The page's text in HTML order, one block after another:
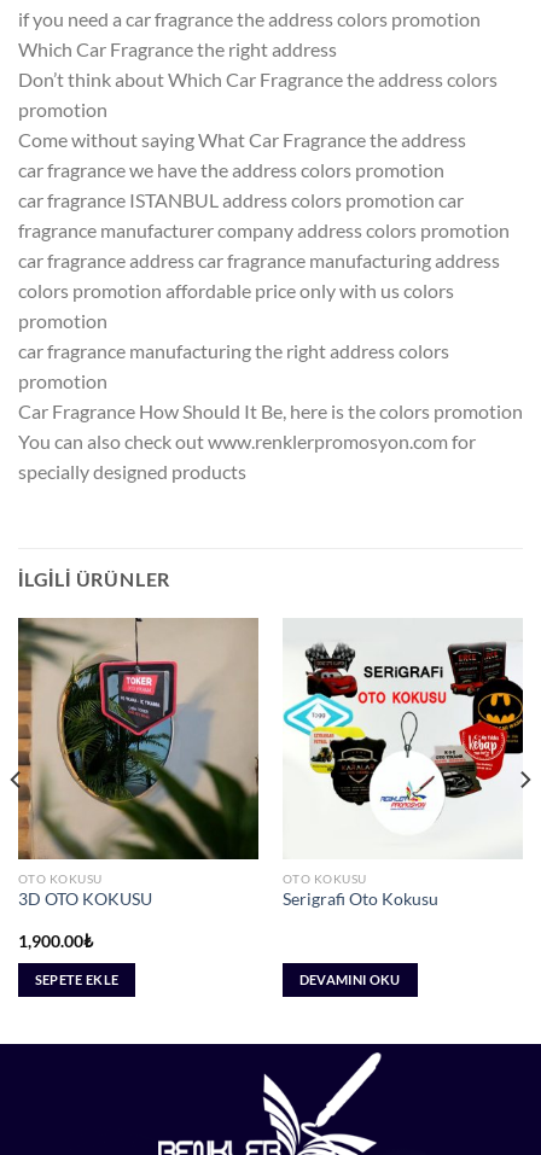
if you need a car fragrance the address colors promotion
Which Car Fragrance the right address
Don’t think about Which Car Fragrance the address colors
promotion
Come without saying What Car Fragrance the address
car fragrance we have the address colors promotion
car fragrance ISTANBUL address colors promotion car
fragrance manufacturer company address colors promotion
car fragrance address car fragrance manufacturing address
colors promotion affordable price only with us colors
promotion
car fragrance manufacturing the right address colors
promotion
Car Fragrance How Should It Be, here is the colors promotion
You can also check out www.renklerpromosyon.com for
specially designed products
İLGILI ÜRÜNLER
OTO KOKUSU
3D OTO KOKUSU
1,900.00₺
SEPETE EKLE
OTO KOKUSU
Serigrafi Oto Kokusu
DEVAMINI OKU